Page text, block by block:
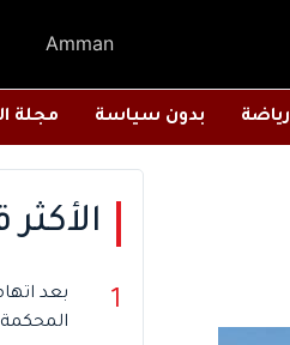
Amman
رياضة بدون سياسة مجلة
1
بعد